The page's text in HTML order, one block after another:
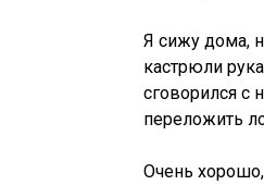
Я сижу дома,
кастрюли
сговорился с
переложить
Очень